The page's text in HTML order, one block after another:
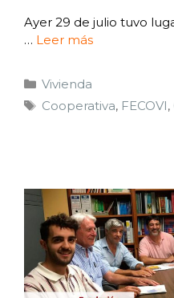
Ayer 29 de julio tuvo
… Leer más
Vivienda
Cooperativa, FECOVI,